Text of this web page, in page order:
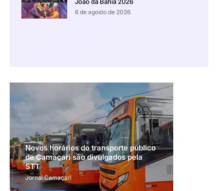
6 de agosto de 2026
Novos horários do transporte público
de Camaçari são divulgados pela
STT
Jornal Camaçari